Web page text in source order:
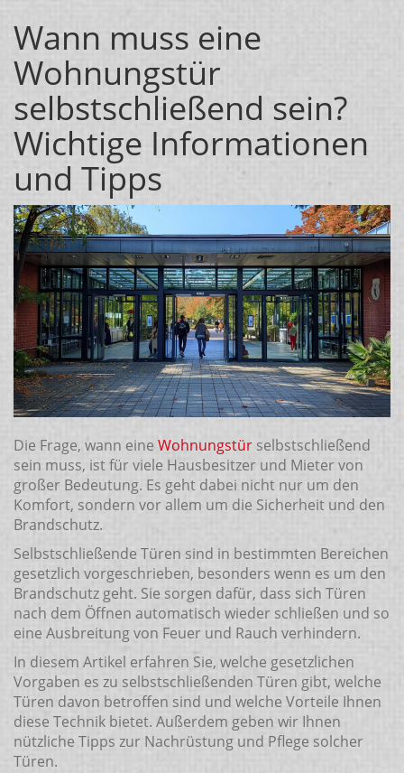
Wann muss eine
Wohnungstür
selbstschließend sein?
Wichtige Informationen
und Tipps
Die Frage, wann eine Wohnungstür selbstschließend
sein muss, ist für viele Hausbesitzer und Mieter von
großer Bedeutung. Es geht dabei nicht nur um den
Komfort, sondern vor allem um die Sicherheit und den
Brandschutz.
Selbstschließende Türen sind in bestimmten Bereichen
gesetzlich vorgeschrieben, besonders wenn es um den
Brandschutz geht. Sie sorgen dafür, dass sich Türen
nach dem Öffnen automatisch wieder schließen und so
eine Ausbreitung von Feuer und Rauch verhindern.
In diesem Artikel erfahren Sie, welche gesetzlichen
Vorgaben es zu selbstschließenden Türen gibt, welche
Türen davon betroffen sind und welche Vorteile Ihnen
diese Technik bietet. Außerdem geben wir Ihnen
nützliche Tipps zur Nachrüstung und Pflege solcher
Türen.